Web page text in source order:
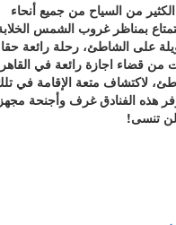
من السياح من جميع أنحاء
بمناظر غروب الشمس
على الشاطئ، رحلة رائعة
من قضاء اجازة رائعة في
لاكتشاف متعة الإقامة في
هذه الفنادق غرف وأجنحة
لن تنسى!